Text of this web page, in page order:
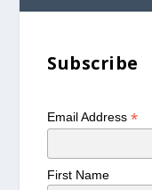
Subscribe
Email Address*
First Name